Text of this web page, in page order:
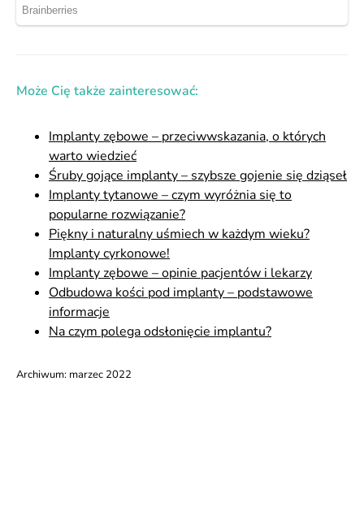
Może Cię także zainteresować:
Implanty zębowe – przeciwwskazania, o których
warto wiedzieć
Śruby gojące implanty – szybsze gojenie się dziąseł
Implanty tytanowe – czym wyróżnia się to
popularne rozwiązanie?
Piękny i naturalny uśmiech w każdym wieku?
Implanty cyrkonowe!
Implanty zębowe – opinie pacjentów i lekarzy
Odbudowa kości pod implanty – podstawowe
informacje
Na czym polega odsłonięcie implantu?
Archiwum: marzec 2022